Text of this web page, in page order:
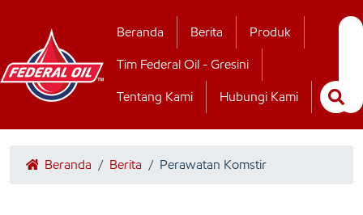
Hubungi Kamii
Beranda Berita Produk
Tim Federal Oil - Gresini
Tentang Kami Hubungi Kami
Beranda / Berita / Perawatan Komstir